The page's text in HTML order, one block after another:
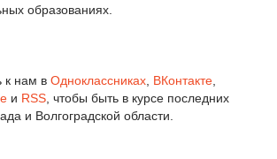
образованиях.
к нам в Одноклассниках ВКонтакте
и RSS , чтобы быть в курсе последних
и Волгоградской области.